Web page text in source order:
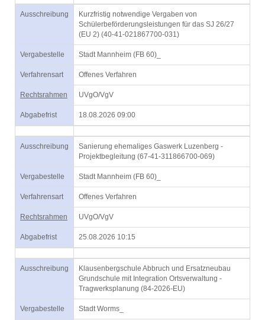
Ausschreibung
Kurzfristig notwendige Vergaben von
Schülerbeförderungsleistungen für das SJ 26/27
(EU 2) (40-41-021867700-031)
Vergabestelle Stadt Mannheim (FB 60)_
Verfahrensart Offenes Verfahren
Rechtsrahmen UVgO/VgV
Abgabefrist 18.08.2026 09:00
Ausschreibung
Sanierung ehemaliges Gaswerk Luzenberg -
Projektbegleitung (67-41-311866700-069)
Vergabestelle Stadt Mannheim (FB 60)_
Verfahrensart Offenes Verfahren
Rechtsrahmen UVgO/VgV
Abgabefrist 25.08.2026 10:15
Ausschreibung
Klausenbergschule Abbruch und Ersatzneubau
Grundschule mit Integration Ortsverwaltung -
Tragwerksplanung (84-2026-EU)
Vergabestelle Stadt Worms_